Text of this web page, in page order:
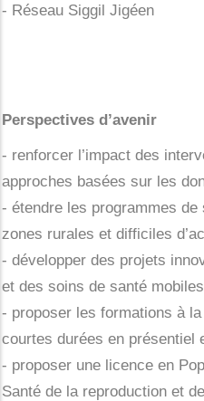
- Réseau Siggil Jigéen
Perspectives d’avenir
- renforcer l’impact des
approches basées sur les
- étendre les programmes
zones rurales et difficiles
- développer des projets
et des soins de santé
- proposer les formations à
courtes durées en présentiel
- proposer une licence en
Santé de la reproduction et